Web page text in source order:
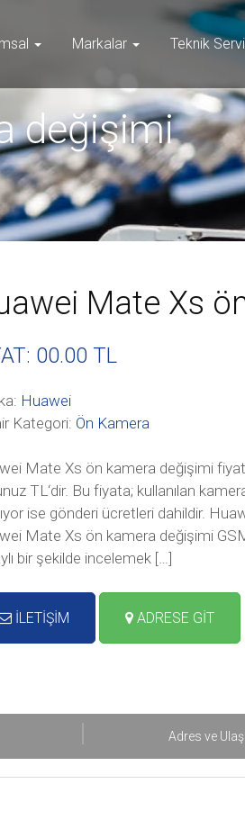
Markalar Teknik
değişimi
Mate Xs
00.00 TL
Huawei
Kategori: Ön Kamera
Mate Xs ön kamera değişimi
TL‘dir. Bu fiyata; kullanılan
ise gönderi ücretleri dahildir.
Mate Xs ön kamera değişimi
bir şekilde incelemek […]
İLETİŞİM ADRESE GİT
Adres ve